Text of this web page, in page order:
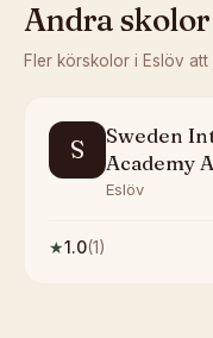
Andra
Fler körskolor i Eslöv att
S
Sweden
Academy
Eslöv
★1.0(1)